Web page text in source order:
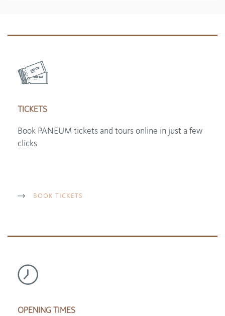
TICKETS
Book PANEUM tickets and tours online in just a few
clicks
BOOK TICKETS
OPENING TIMES